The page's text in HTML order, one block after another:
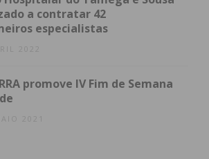
a contratar 42
especialistas
2022
promove IV Fim de Semana
2021